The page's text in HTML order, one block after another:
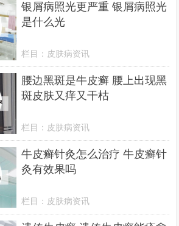
银屑病照光更严重 银屑病照光
是什么光
栏目： 皮肤病资讯
腰边黑斑是牛皮癣 腰上出现黑
斑皮肤又痒又干枯
栏目： 皮肤病资讯
牛皮癣针灸怎么治疗 牛皮癣针
灸有效果吗
栏目： 皮肤病资讯